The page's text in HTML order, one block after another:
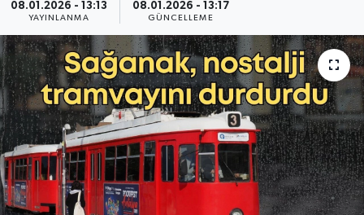
08.01.2026 - 13:13
YAYINLANMA
08.01.2026 - 13:17
GÜNCELLEME
Yaşam
Asayiş
Dünya
Eğitim
Sağlık
Son Dakika Haberleri
Haber Arşivi